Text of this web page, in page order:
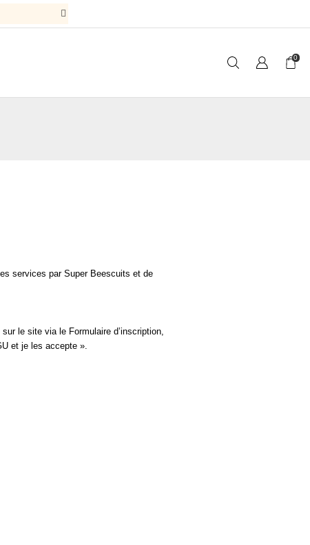
0
services par Super Beescuits et de
le site via le Formulaire d’inscription,
et je les accepte ».